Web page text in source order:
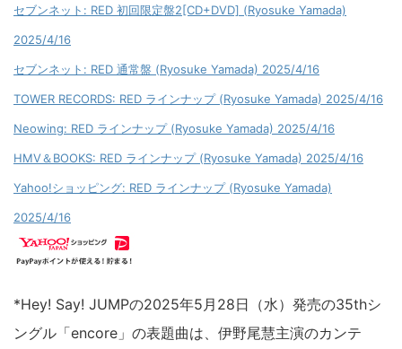
セブンネット: RED 初回限定盤2[CD+DVD] (Ryosuke Yamada)
2025/4/16
セブンネット: RED 通常盤 (Ryosuke Yamada) 2025/4/16
TOWER RECORDS: RED ラインナップ (Ryosuke Yamada) 2025/4/16
Neowing: RED ラインナップ (Ryosuke Yamada) 2025/4/16
HMV＆BOOKS: RED ラインナップ (Ryosuke Yamada) 2025/4/16
Yahoo!ショッピング: RED ラインナップ (Ryosuke Yamada)
2025/4/16
*Hey! Say! JUMPの2025年5月28日（水）発売の35thシ
ングル「encore」の表題曲は、伊野尾慧主演のカンテ